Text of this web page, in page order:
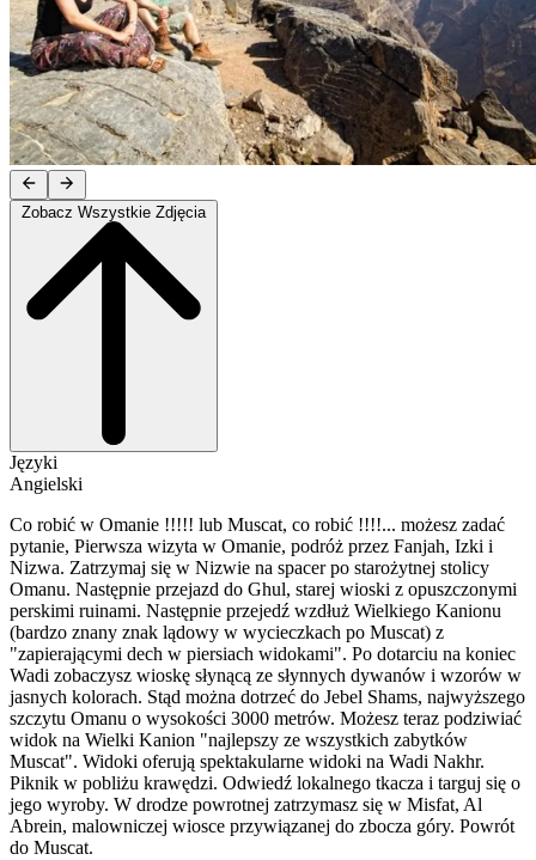
Języki
Angielski
Co robić w Omanie !!!!! lub Muscat, co robić !!!!... możesz zadać
pytanie, Pierwsza wizyta w Omanie, podróż przez Fanjah, Izki i
Nizwa. Zatrzymaj się w Nizwie na spacer po starożytnej stolicy
Omanu. Następnie przejazd do Ghul, starej wioski z opuszczonymi
perskimi ruinami. Następnie przejedź wzdłuż Wielkiego Kanionu
(bardzo znany znak lądowy w wycieczkach po Muscat) z
"zapierającymi dech w piersiach widokami". Po dotarciu na koniec
Wadi zobaczysz wioskę słynącą ze słynnych dywanów i wzorów w
jasnych kolorach. Stąd można dotrzeć do Jebel Shams, najwyższego
szczytu Omanu o wysokości 3000 metrów. Możesz teraz podziwiać
widok na Wielki Kanion "najlepszy ze wszystkich zabytków
Muscat". Widoki oferują spektakularne widoki na Wadi Nakhr.
Piknik w pobliżu krawędzi. Odwiedź lokalnego tkacza i targuj się o
jego wyroby. W drodze powrotnej zatrzymasz się w Misfat, Al
Abrein, malowniczej wiosce przywiązanej do zbocza góry. Powrót
do Muscat.